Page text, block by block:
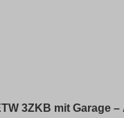
3ZKB mit Garage